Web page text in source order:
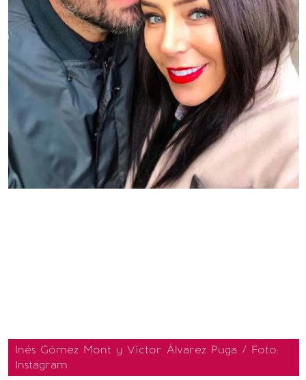
Inés Gómez Mont y Víctor Álvarez Puga / Foto:
Instagram